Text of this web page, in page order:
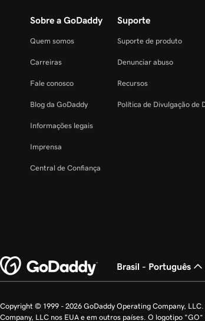
Sobre a GoDaddy
Quem somos
Carreiras
Fale conosco
Blog da GoDaddy
Informações legais
Imprensa
Central de Confiança
Suporte
Suporte de produto
Denunciar abuso
Recursos
Política de Divulgação de
Brasil - Português
Copyright © 1999 - 2026 GoDaddy Operating Company,
Company, LLC nos EUA e em outros países. O logotipo